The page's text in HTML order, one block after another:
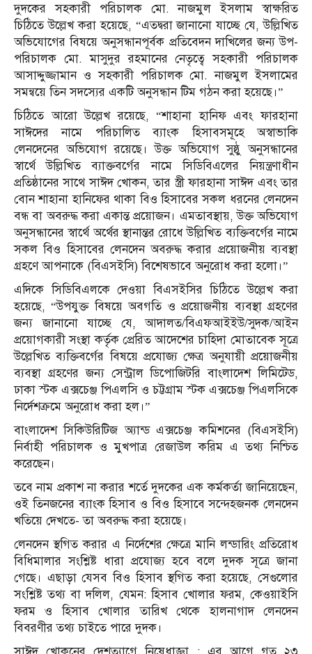
দুদকের সহকারী পরিচালক মো. নাজমুল ইসলাম স্বাক্ষরিত
চিঠিতে উল্লেখ করা হয়েছে, “এতদ্বরা জানানো যাচ্ছে যে, উল্লিখিত
অভিযোগের বিষয়ে অনুসন্ধানপূর্বক প্রতিবেদন দাখিলের জন‌্য উপ-
পরিচালক মো. মাসুদুর রহমানের নেতৃত্বে সহকারী পরিচালক
আসাদ্দুজ্জামান ও সহকারী পরিচালক মো. নাজমুল ইসলামের
সমন্বয়ে তিন সদস‌্যের একটি অনুসন্ধান টিম গঠন করা হয়েছে।”
চিঠিতে আরো উল্লেখ রয়েছে, “শাহানা হানিফ এবং ফারহানা
সাঈদের নামে পরিচালিত ব‌্যাংক হিসাবসমূহে অস্বাভাকি
লেনদেনের অভিযোগ রয়েছে। উক্ত অভিযোগ সুষ্ঠু অনুসন্ধানের
স্বার্থে উল্লিখিত ব‌্যাক্তবর্গের নামে সিডিবিএলের নিয়ন্ত্রণাধীন
প্রতিষ্ঠানের সাথে সাঈদ খোকন, তার স্ত্রী ফারহানা সাঈদ এবং তার
বোন শাহানা হানিফের থাকা বিও হিসাবের সকল ধরনের লেনদেন
বন্ধ বা অবরুদ্ধ করা একান্ত প্রয়োজন। এমতাবস্থায়, উক্ত অভিযোগ
অনুসন্ধানের স্বার্থে অর্থের স্থানান্তর রোধে উল্লিখিত ব‌্যক্তিবর্গের নামে
সকল বিও হিসাবের লেনদেন অবরুদ্ধ করার প্রয়োজনীয় ব‌্যবস্থা
গ্রহণে আপনাকে (বিএসইসি) বিশেষভাবে অনুরোধ করা হলো।”
এদিকে সিডিবিএলকে দেওয়া বিএসইসির চিঠিতে উল্লেখ করা
হয়েছে, “উপযুক্ত বিষয়ে অবগতি ও প্রয়োজনীয় ব্যবস্থা গ্রহণের
জন্য জানানো যাচ্ছে যে, আদালত/বিএফআইইউ/সুদক/আইন
প্রয়োগকারী সংস্থা কর্তৃক প্রেরিত আদেশের চাহিদা মোতাবেক সূত্রে
উল্লেখিত ব্যক্তিবর্গের বিষয়ে প্রযোজ্য ক্ষেত্র অনুযায়ী প্রয়োজনীয়
ব্যবস্থা গ্রহণের জন্য সেন্ট্রাল ডিপোজিটরি বাংলাদেশ লিমিটেড,
ঢাকা স্টক এক্সচেঞ্জ পিএলসি ও চট্টগ্রাম স্টক এক্সচেঞ্জ পিএলসিকে
নির্দেশক্রমে অনুরোধ করা হল।”
বাংলাদেশ সিকিউরিটিজ অ্যান্ড এক্সচেঞ্জ কমিশনের (বিএসইসি)
নির্বাহী পরিচালক ও মুখপাত্র রেজাউল করিম এ তথ্য নিশ্চিত
করেছেন।
তবে নাম প্রকাশ না করার শর্তে দুদকের এক কর্মকর্তা জানিয়েছেন,
ওই তিনজনের ব্যাংক হিসাব ও বিও হিসাবে সন্দেহজনক লেনদেন
খতিয়ে দেখতে- তা অবরুদ্ধ করা হয়েছে।
লেনদেন স্থগিত করার এ নির্দেশের ক্ষেত্রে মানি লন্ডারিং প্রতিরোধ
বিধিমালার সংশ্লিষ্ট ধারা প্রযোজ্য হবে বলে দুদক সূত্রে জানা
গেছে। এছাড়া যেসব বিও হিসাব স্থগিত করা হয়েছে, সেগুলোর
সংশ্লিষ্ট তথ্য বা দলিল, যেমন: হিসাব খোলার ফরম, কেওয়াইসি
ফরম ও হিসাব খোলার তারিখ থেকে হালনাগাদ লেনদেন
বিবরণীর তথ‌্য চাইতে পারে দুদক।